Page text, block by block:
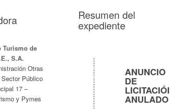
Turismo de
S.A.
Otras
Público
17 –
y Pymes
Resumen del
expediente
ANUNCIO
DE
LICITACIÓN:
ANULADO